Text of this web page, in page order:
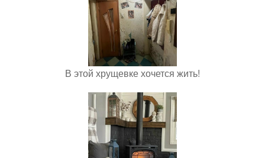
В этой хрущевке хочется жить!